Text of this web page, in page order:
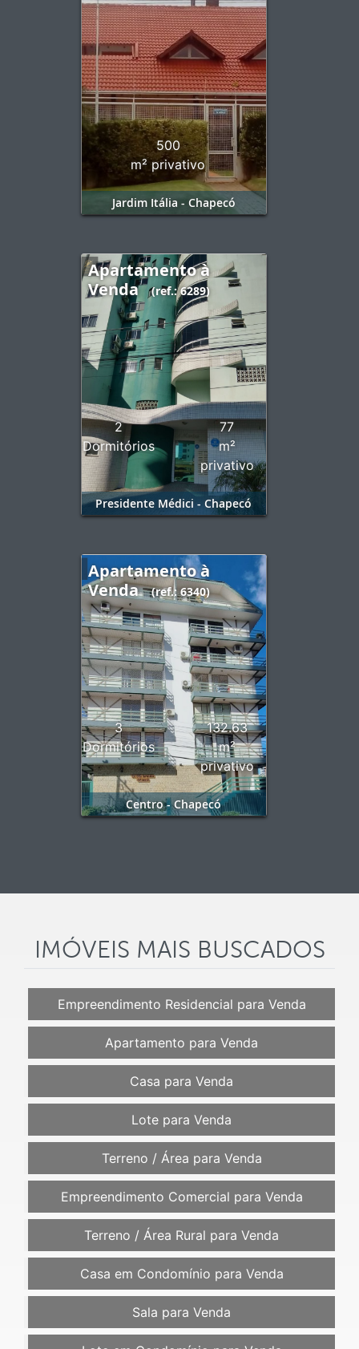
500
m² privativo
Jardim Itália - Chapecó
Apartamento à
Venda
(ref.: 6289)
2
Dormitórios
77
m²
privativo
Presidente Médici - Chapecó
Apartamento à
Venda
(ref.: 6340)
3
Dormitórios
132.63
m²
privativo
Centro - Chapecó
IMÓVEIS MAIS BUSCADOS
Empreendimento Residencial para Venda
Apartamento para Venda
Casa para Venda
Lote para Venda
Terreno / Área para Venda
Empreendimento Comercial para Venda
Terreno / Área Rural para Venda
Casa em Condomínio para Venda
Sala para Venda